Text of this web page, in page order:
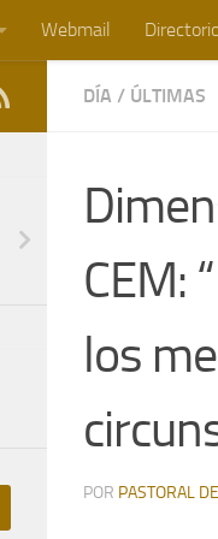
Webmail
DÍA / ÚLTIMAS
CEM:
los
POR PASTORAL